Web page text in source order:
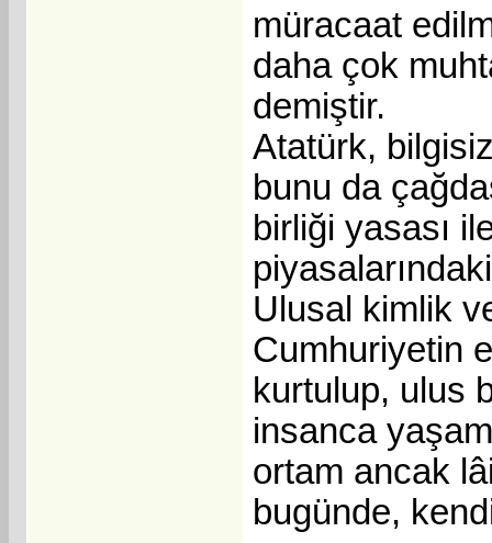
müracaat
daha çok
demiştir.
Atatürk,
bunu da
birliği yasası
Ulusal kimlik
Cumhuriyetin
kurtulup, ulus
insanca
ortam ancak
bugünde,